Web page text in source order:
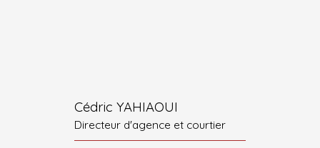
Cédric YAHIAOUI
Directeur d'agence et courtier